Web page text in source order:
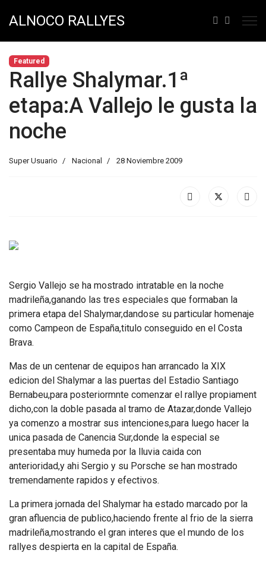
ALNOCO RALLYES
Featured
Rallye Shalymar.1ª
etapa:A Vallejo le gusta la
noche
Super Usuario Nacional 28 Noviembre 2009
Sergio Vallejo se ha mostrado intratable en la noche
madrileña,ganando las tres especiales que formaban la
primera etapa del Shalymar,dandose su particular homenaje
como Campeon de España,titulo conseguido en el Costa
Brava.
Mas de un centenar de equipos han arrancado la XIX
edicion del Shalymar a las puertas del Estadio Santiago
Bernabeu,para posteriormnte comenzar el rallye propiament
dicho,con la doble pasada al tramo de Atazar,donde Vallejo
ya comenzo a mostrar sus intenciones,para luego hacer la
unica pasada de Canencia Sur,donde la especial se
presentaba muy humeda por la lluvia caida con
anterioridad,y ahi Sergio y su Porsche se han mostrado
tremendamente rapidos y efectivos.
La primera jornada del Shalymar ha estado marcado por la
gran afluencia de publico,haciendo frente al frio de la sierra
madrileña,mostrando el gran interes que el mundo de los
rallyes despierta en la capital de España.